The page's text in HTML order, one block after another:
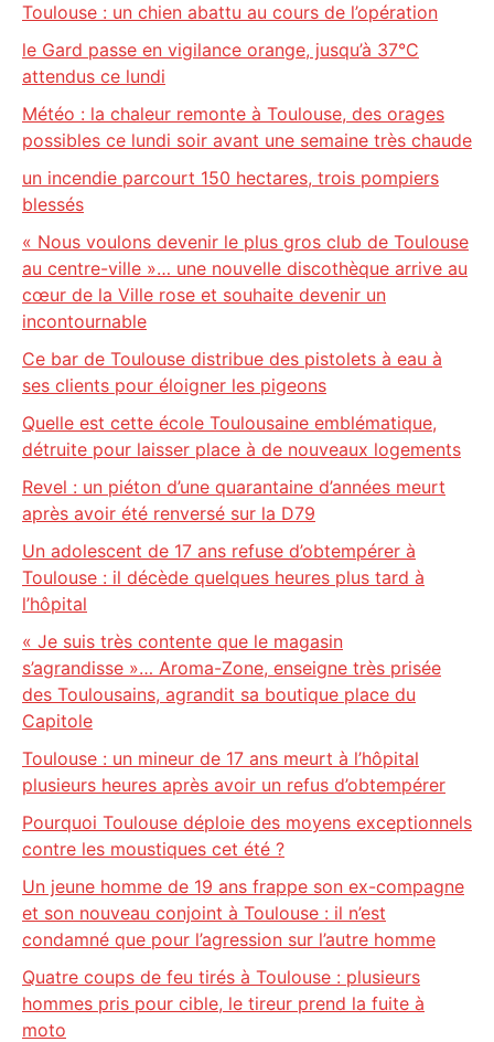
Toulouse : un chien abattu au cours de l’opération
le Gard passe en vigilance orange, jusqu’à 37°C
attendus ce lundi
Météo : la chaleur remonte à Toulouse, des orages
possibles ce lundi soir avant une semaine très chaude
un incendie parcourt 150 hectares, trois pompiers
blessés
« Nous voulons devenir le plus gros club de Toulouse
au centre-ville »… une nouvelle discothèque arrive au
cœur de la Ville rose et souhaite devenir un
incontournable
Ce bar de Toulouse distribue des pistolets à eau à
ses clients pour éloigner les pigeons
Quelle est cette école Toulousaine emblématique,
détruite pour laisser place à de nouveaux logements
Revel : un piéton d’une quarantaine d’années meurt
après avoir été renversé sur la D79
Un adolescent de 17 ans refuse d’obtempérer à
Toulouse : il décède quelques heures plus tard à
l’hôpital
« Je suis très contente que le magasin
s’agrandisse »… Aroma-Zone, enseigne très prisée
des Toulousains, agrandit sa boutique place du
Capitole
Toulouse : un mineur de 17 ans meurt à l’hôpital
plusieurs heures après avoir un refus d’obtempérer
Pourquoi Toulouse déploie des moyens exceptionnels
contre les moustiques cet été ?
Un jeune homme de 19 ans frappe son ex-compagne
et son nouveau conjoint à Toulouse : il n’est
condamné que pour l’agression sur l’autre homme
Quatre coups de feu tirés à Toulouse : plusieurs
hommes pris pour cible, le tireur prend la fuite à
moto